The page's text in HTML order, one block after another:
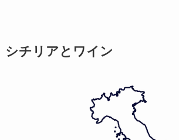
シチリアとワイン